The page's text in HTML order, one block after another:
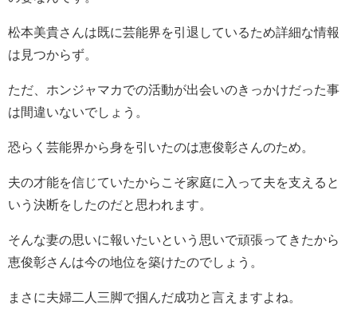
松本美貴さんは既に芸能界を引退しているため詳細な情報
は見つからず。
ただ、ホンジャマカでの活動が出会いのきっかけだった事
は間違いないでしょう。
恐らく芸能界から身を引いたのは恵俊彰さんのため。
夫の才能を信じていたからこそ家庭に入って夫を支えると
いう決断をしたのだと思われます。
そんな妻の思いに報いたいという思いで頑張ってきたから
恵俊彰さんは今の地位を築けたのでしょう。
まさに夫婦二人三脚で掴んだ成功と言えますよね。